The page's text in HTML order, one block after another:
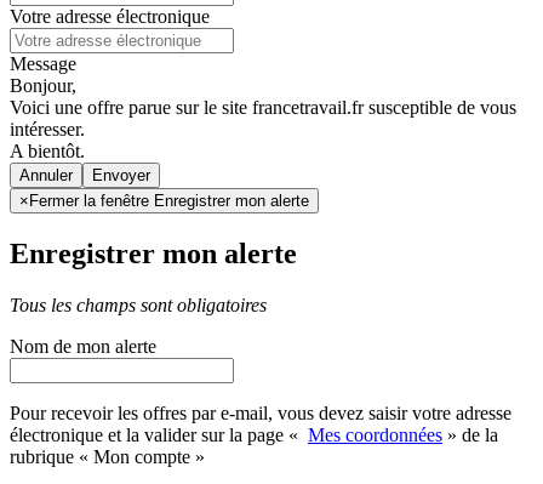
Votre adresse électronique
Message
Bonjour,
Voici une offre parue sur le site francetravail.fr susceptible de vous
intéresser.
A bientôt.
Annuler
× Fermer la fenêtre Enregistrer mon alerte
Enregistrer mon alerte
Tous les champs sont obligatoires
Nom de mon alerte
Pour recevoir les offres par e-mail, vous devez saisir votre adresse
électronique et la valider sur la page « Mes coordonnées » de la
rubrique « Mon compte »